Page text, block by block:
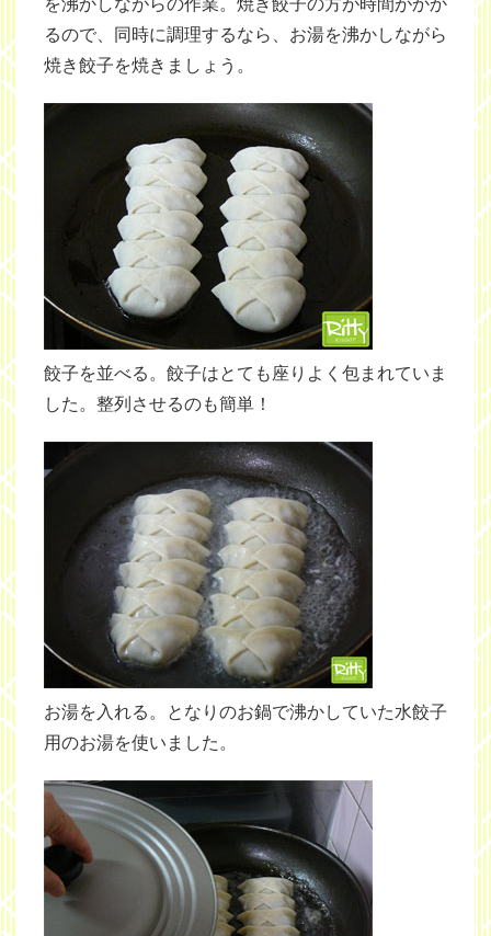
を沸かしながらの作業。焼き餃子の方が時間がかか
るので、同時に調理するなら、お湯を沸かしながら
焼き餃子を焼きましょう。
餃子を並べる。餃子はとても座りよく包まれていま
した。整列させるのも簡単！
お湯を入れる。となりのお鍋で沸かしていた水餃子
用のお湯を使いました。